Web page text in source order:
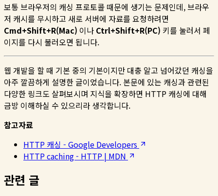
보통 브라우저의 캐싱 프로토콜 때문에 생기는 문제인데, 브라우
저 캐시를 무시하고 새로 서버에 자료를 요청하려면
Cmd+Shift+R(Mac) 이나 Ctrl+Shift+R(PC) 키를 눌러서 페
이지를 다시 불러오면 됩니다.
웹 개발을 할 때 기본 중의 기본이지만 대충 알고 넘어갔던 캐싱을
아주 깔끔하게 설명한 글이었습니다. 본문에 있는 캐싱과 관련된
다양한 링크도 살펴보시며 지식을 확장하면 HTTP 캐싱에 대해
금방 이해하실 수 있으리라 생각합니다.
참고자료
HTTP 캐싱 - Google Developers
HTTP caching - HTTP | MDN
관련 글